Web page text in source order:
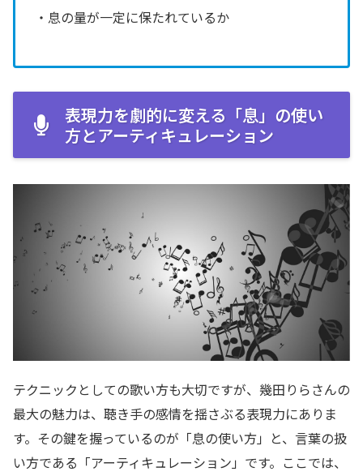
・息の量が一定に保たれているか
表現力を劇的に変える「息」の使い
方とアーティキュレーション
テクニックとしての歌い方も大切ですが、幾田りらさんの
最大の魅力は、聴き手の感情を揺さぶる表現力にありま
す。その鍵を握っているのが「息の使い方」と、言葉の扱
い方である「アーティキュレーション」です。ここでは、